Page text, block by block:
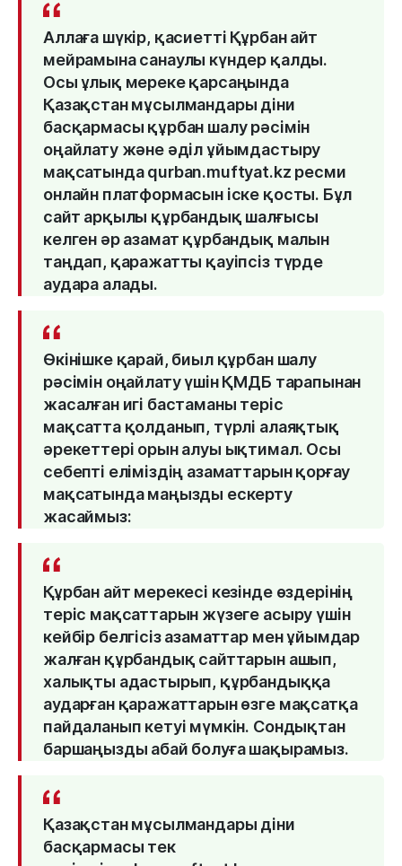
Аллаға шүкір, қасиетті Құрбан айт
мейрамына санаулы күндер қалды.
Осы ұлық мереке қарсаңында
Қазақстан мұсылмандары діни
басқармасы құрбан шалу рәсімін
оңайлату және әділ ұйымдастыру
мақсатында qurban.muftyat.kz ресми
онлайн платформасын іске қосты. Бұл
сайт арқылы құрбандық шалғысы
келген әр азамат құрбандық малын
таңдап, қаражатты қауіпсіз түрде
аудара алады.
Өкінішке қарай, биыл құрбан шалу
рәсімін оңайлату үшін ҚМДБ тарапынан
жасалған игі бастаманы теріс
мақсатта қолданып, түрлі алаяқтық
әрекеттері орын алуы ықтимал. Осы
себепті еліміздің азаматтарын қорғау
мақсатында маңызды ескерту
жасаймыз:
Құрбан айт мерекесі кезінде өздерінің
теріс мақсаттарын жүзеге асыру үшін
кейбір белгісіз азаматтар мен ұйымдар
жалған құрбандық сайттарын ашып,
халықты адастырып, құрбандыққа
аударған қаражаттарын өзге мақсатқа
пайдаланып кетуі мүмкін. Сондықтан
баршаңызды абай болуға шақырамыз.
Қазақстан мұсылмандары діни
басқармасы тек